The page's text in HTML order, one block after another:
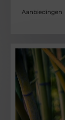
Aanbiedingen